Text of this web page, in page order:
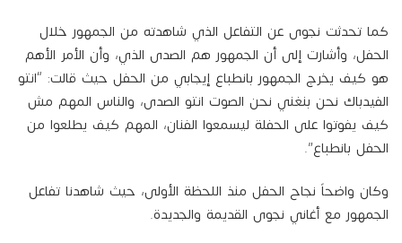
كما تحدثت نجوى عن التفاعل الذي شاهدته من الجمهور خلال
الحفل، وأشارت إلى أن الجمهور هم الصدى الذي، وأن الأمر الأهم
هو كيف يخرج الجمهور بانطباع إيجابي من الحفل حيث قالت: “انتو
الفيدباك نحن بنغني نحن الصوت انتو الصدى، والناس المهم مش
كيف يفوتوا على الحفلة ليسمعوا الفنان، المهم كيف يطلعوا من
الحفل بانطباع”.
وكان واضحاً نجاح الحفل منذ اللحظة الأولى، حيث شاهدنا تفاعل
الجمهور مع أغاني نجوى القديمة والجديدة.